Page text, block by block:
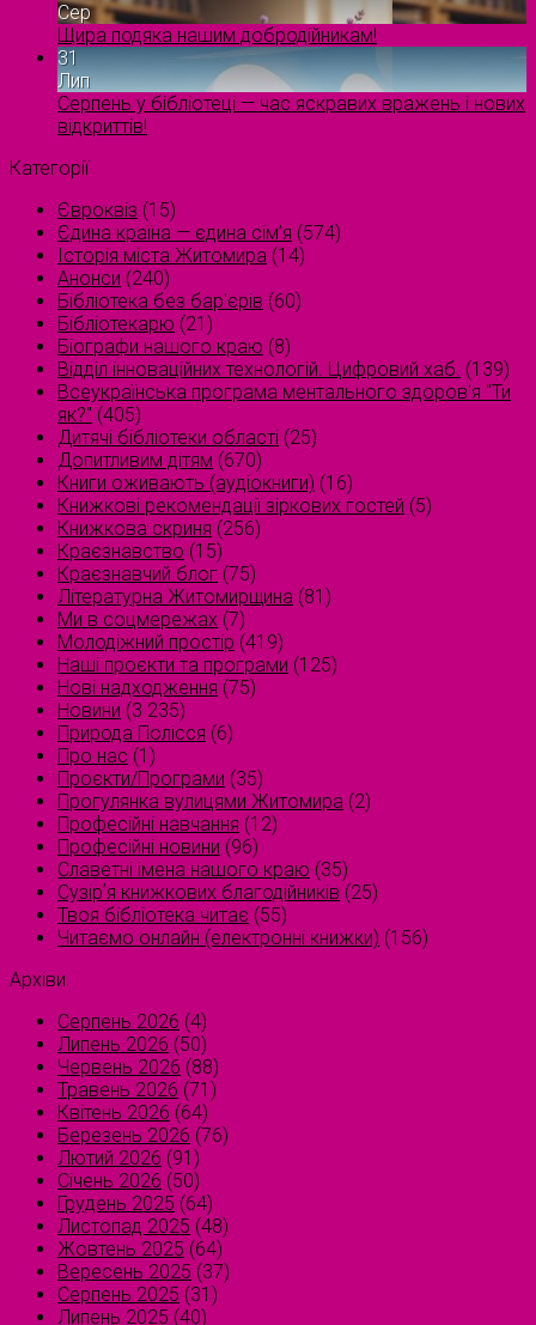
Сер
Щира подяка нашим добродійникам!
31
Лип
Серпень у бібліотеці — час яскравих вражень і нових
відкриттів!
Категорії
Євроквіз (15)
Єдина країна — єдина сім’я (574)
Історія міста Житомира (14)
Анонси (240)
Бібліотека без бар'єрів (60)
Бібліотекарю (21)
Біографи нашого краю (8)
Відділ інноваційних технологій. Цифровий хаб. (139)
Всеукраїнська програма ментального здоров'я "Ти
як?" (405)
Дитячі бібліотеки області (25)
Допитливим дітям (670)
Книги оживають (аудіокниги) (16)
Книжкові рекомендації зіркових гостей (5)
Книжкова скриня (256)
Краєзнавство (15)
Краєзнавчий блог (75)
Літературна Житомирщина (81)
Ми в соцмережах (7)
Молодіжний простір (419)
Наші проєкти та програми (125)
Нові надходження (75)
Новини (3 235)
Природа Полісся (6)
Про нас (1)
Проєкти/Програми (35)
Прогулянка вулицями Житомира (2)
Професійні навчання (12)
Професійні новини (96)
Славетні імена нашого краю (35)
Сузірʼя книжкових благодійників (25)
Твоя бібліотека читає (55)
Читаємо онлайн (електронні книжки) (156)
Архіви
Серпень 2026 (4)
Липень 2026 (50)
Червень 2026 (88)
Травень 2026 (71)
Квітень 2026 (64)
Березень 2026 (76)
Лютий 2026 (91)
Січень 2026 (50)
Грудень 2025 (64)
Листопад 2025 (48)
Жовтень 2025 (64)
Вересень 2025 (37)
Серпень 2025 (31)
Липень 2025 (40)